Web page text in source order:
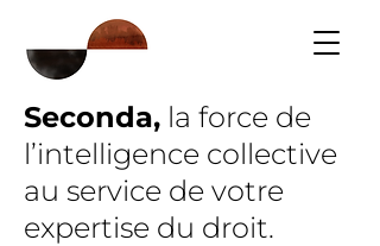
Seconda, la force de
l’intelligence collective
au service de votre
expertise du droit.